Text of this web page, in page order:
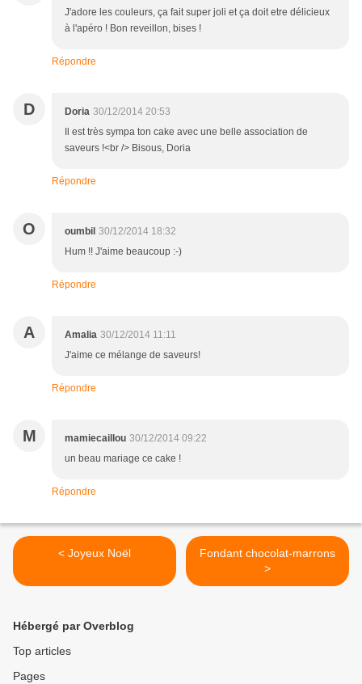
J'adore les couleurs, ça fait super joli et ça doit etre délicieux
à l'apéro ! Bon reveillon, bises !
Répondre
D Doria 30/12/2014 20:53
Il est très sympa ton cake avec une belle association de
saveurs !<br /> Bisous, Doria
Répondre
O oumbil 30/12/2014 18:32
Hum !! J'aime beaucoup :-)
Répondre
A Amalia 30/12/2014 11:11
J'aime ce mélange de saveurs!
Répondre
M mamiecaillou 30/12/2014 09:22
un beau mariage ce cake !
Répondre
< Joyeux Noël
Fondant chocolat-marrons
>
Hébergé par Overblog
Top articles
Pages